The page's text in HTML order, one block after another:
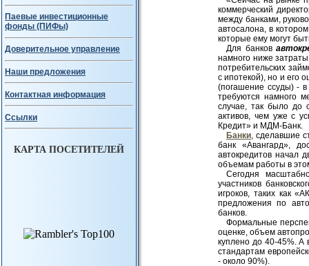
Паевые инвестиционные
фонды (ПИФы)
Доверительное управление
Наши предложения
Контактная информация
Ссылки
КАРТА ПОСЕТИТЕЛЕЙ
коммерческий
между банками,
автосалона, в
которые ему могут
Для банков
намного ниже
потребительских
с ипотекой), но и его
(погашение ссуды) -
требуются намного
случае, так было до
активов, чем уже с
Кредит» и МДМ-Банк.
Банки, сделавшие
банк «Авангард»,
автокредитов начал
объемам работы в
Сегодня
участников
игроков, таких как
предложения по
банков.
Формальные
оценке, объем
куплено до 40-45%. А
стандартам
- около 90%).